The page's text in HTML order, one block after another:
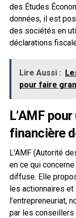
des Études
données, il est
des sociétés en
déclarations
Lire Aussi :
pour faire
L’AMF
financière
L’AMF (Autorité
en ce qui
diffuse. Elle
les actionnaires et
l’entrepreneuriat,
par les